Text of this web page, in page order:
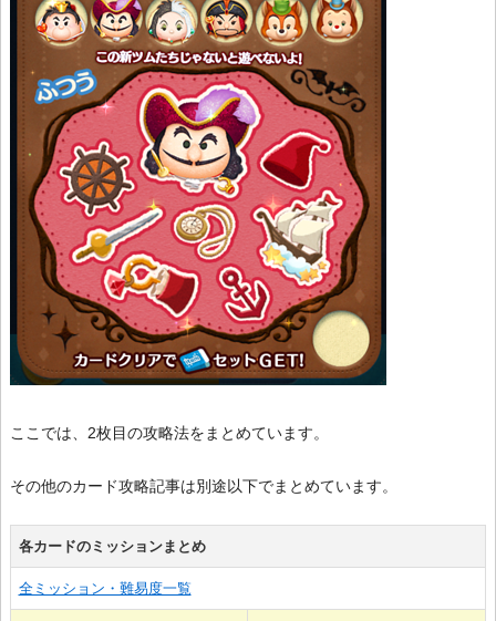
ここでは、2枚目の攻略法をまとめています。
その他のカード攻略記事は別途以下でまとめています。
各カードのミッションまとめ
全ミッション・難易度一覧